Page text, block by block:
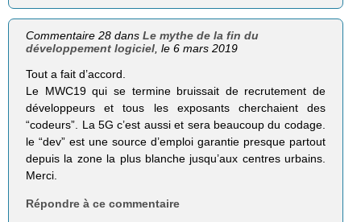
Commentaire 28 dansLe mythe de la fin du
développement logiciel, le 6 mars 2019
Tout a fait d’accord.
Le MWC19 qui se termine bruissait de recrutement de
développeurs et tous les exposants cherchaient des
“codeurs”. La 5G c’est aussi et sera beaucoup du codage.
le “dev” est une source d’emploi garantie presque partout
depuis la zone la plus blanche jusqu’aux centres urbains.
Merci.
Répondre à ce commentaire